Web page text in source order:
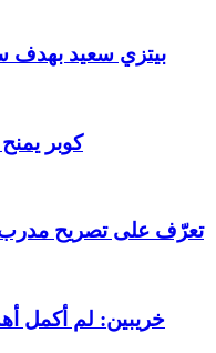
بيتزي سعيد بهدف
كوبر
تعرّف على تصريح مدرب
خريبين: لم أكمل